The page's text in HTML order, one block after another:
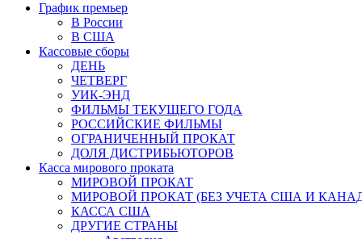
График премьер
В России
В США
Кассовые сборы
ДЕНЬ
ЧЕТВЕРГ
УИК-ЭНД
ФИЛЬМЫ ТЕКУЩЕГО ГОДА
РОССИЙСКИЕ ФИЛЬМЫ
ОГРАНИЧЕННЫЙ ПРОКАТ
ДОЛЯ ДИСТРИБЬЮТОРОВ
Касса мирового проката
МИРОВОЙ ПРОКАТ
МИРОВОЙ ПРОКАТ (БЕЗ УЧЕТА США И
КАССА США
ДРУГИЕ СТРАНЫ